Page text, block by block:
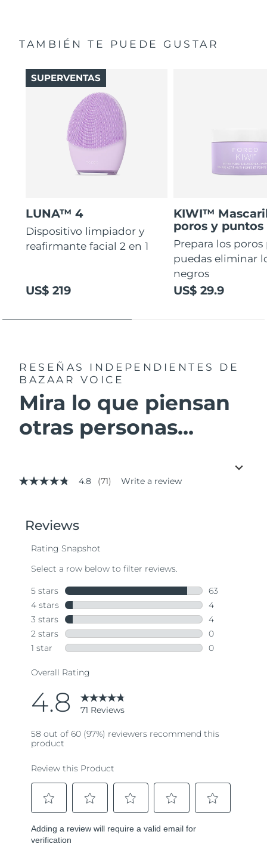
TAMBIÉN TE PUEDE GUSTAR
LUNA™ 4
Dispositivo limpiador y
reafirmante facial 2 en 1
US$ 219
SUPERVENTAS
KIWI™
poros y puntos
Prepara los
puedas eliminar
negros
US$ 29.9
RESEÑAS INDEPENDIENTES
DE
BAZAAR VOICE
Mira lo que piensan
otras personas...
4.8
stars,
average
value.
Same
page
link.
4.8 (71) Write a review